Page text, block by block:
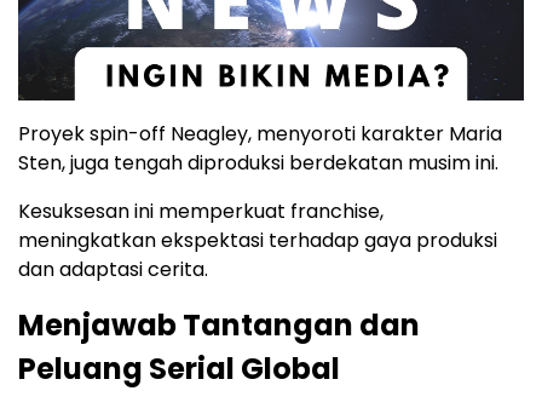
Proyek spin-off Neagley, menyoroti karakter Maria
Sten, juga tengah diproduksi berdekatan musim ini.
Kesuksesan ini memperkuat franchise,
meningkatkan ekspektasi terhadap gaya produksi
dan adaptasi cerita.
Menjawab Tantangan dan
Peluang Serial Global